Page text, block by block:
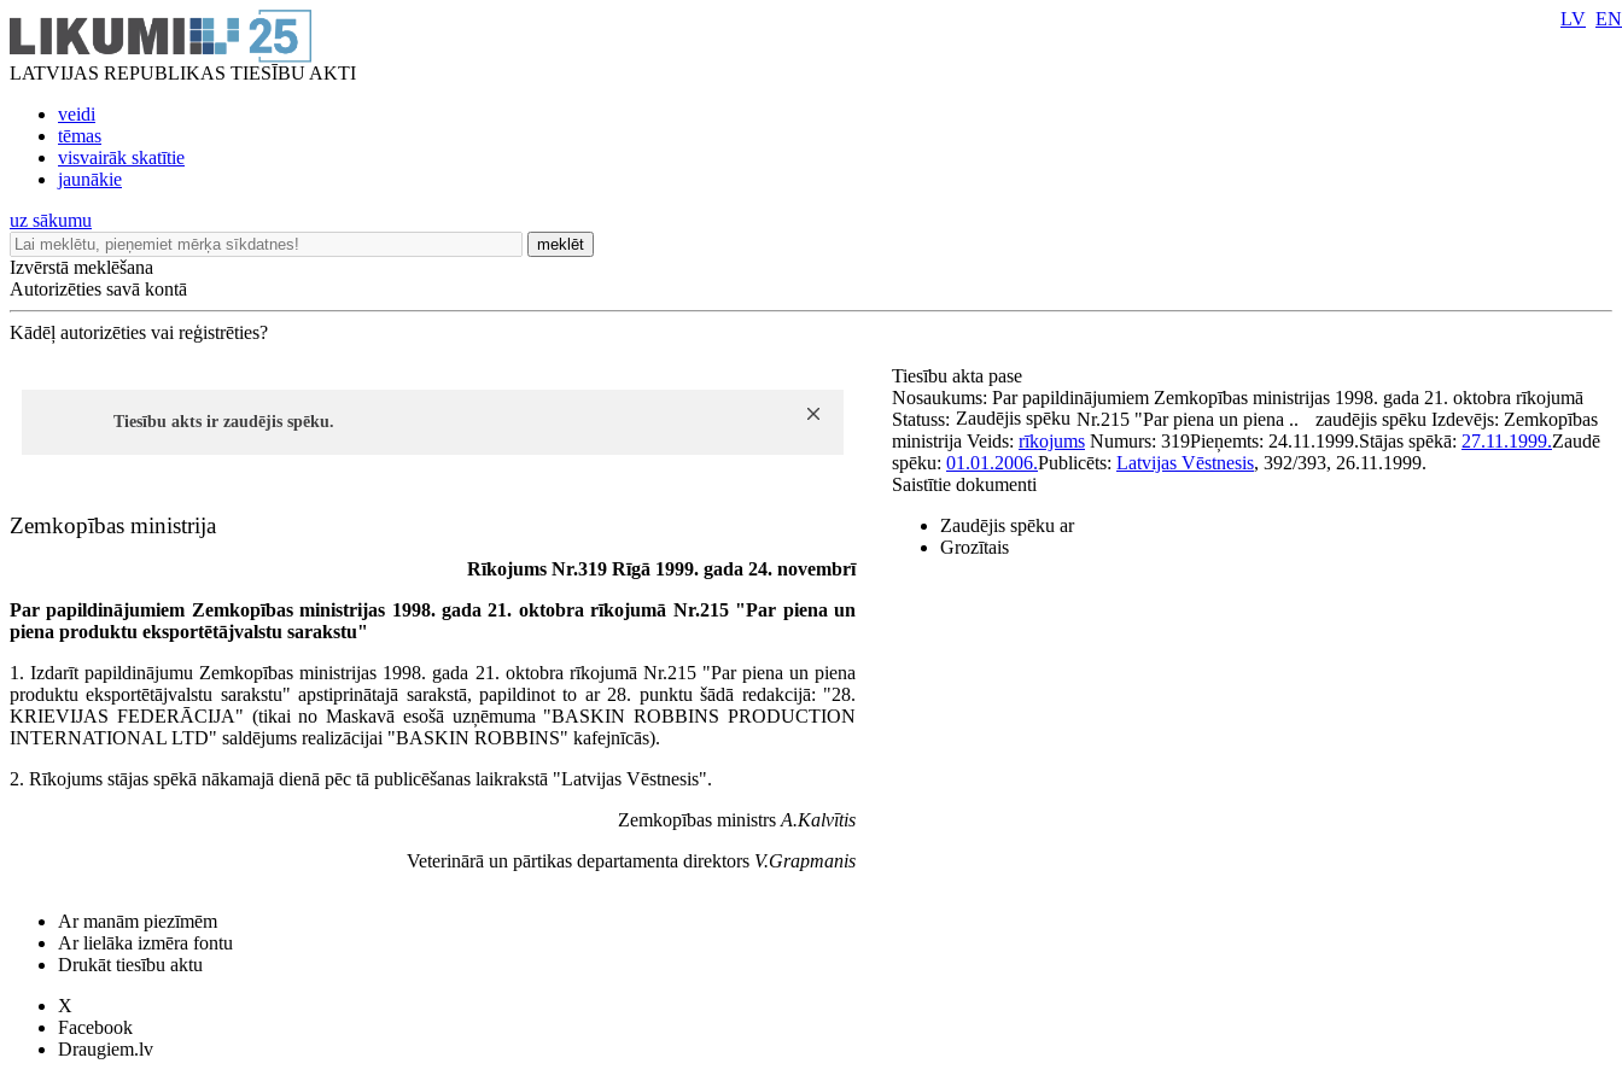
LATVIJAS REPUBLIKAS TIESĪBU AKTI
veidi
tēmas
visvairāk skatītie
jaunākie
LV EN
uz sākumu
meklēt
Izvērstā meklēšana
Autorizēties savā kontā
Kādēļ autorizēties vai reģistrēties?
Tiesību akts ir zaudējis spēku.
Zemkopības ministrija
Rīkojums Nr.319 Rīgā 1999. gada 24. novembrī
Par papildinājumiem Zemkopības ministrijas 1998. gada 21. oktobra rīkojumā Nr.215 "Par piena un
piena produktu eksportētājvalstu sarakstu"
1. Izdarīt papildinājumu Zemkopības ministrijas 1998. gada 21. oktobra rīkojumā Nr.215 "Par piena un piena
produktu eksportētājvalstu sarakstu" apstiprinātajā sarakstā, papildinot to ar 28. punktu šādā redakcijā: "28.
KRIEVIJAS FEDERĀCIJA" (tikai no Maskavā esošā uzņēmuma "BASKIN ROBBINS PRODUCTION
INTERNATIONAL LTD" saldējums realizācijai "BASKIN ROBBINS" kafejnīcās).
2. Rīkojums stājas spēkā nākamajā dienā pēc tā publicēšanas laikrakstā "Latvijas Vēstnesis".
Zemkopības ministrs A.Kalvītis
Veterinārā un pārtikas departamenta direktors V.Grapmanis
Tiesību akta pase
Nosaukums: Par papildinājumiem Zemkopības ministrijas 1998. gada 21. oktobra rīkojumā
Nr.215 "Par piena un piena ..
Statuss: Zaudējis spēku zaudējis spēku Izdevējs: Zemkopības
ministrija Veids: rīkojums Numurs: 319Pieņemts: 24.11.1999.Stājas spēkā: 27.11.1999.Zaudē
spēku: 01.01.2006.Publicēts: Latvijas Vēstnesis, 392/393, 26.11.1999.
Saistītie dokumenti
Zaudējis spēku ar
Grozītais
Ar manām piezīmēm
Ar lielāka izmēra fontu
Drukāt tiesību aktu
X
Facebook
Draugiem.lv